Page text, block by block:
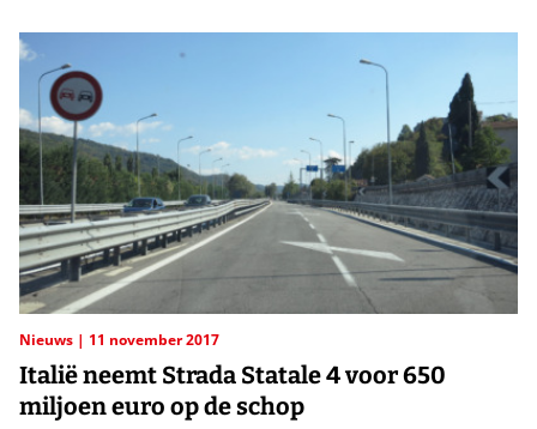
Nieuws 11 november 2017
Italië neemt Strada Statale 4 voor 650
miljoen euro op de schop